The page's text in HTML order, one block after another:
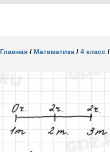
Главная / Математика / 4 класс /